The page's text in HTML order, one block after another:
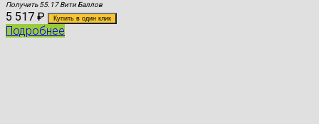
Получить 55.17 Вити Баллов
5 517 ₽ Купить в один клик
Подробнее